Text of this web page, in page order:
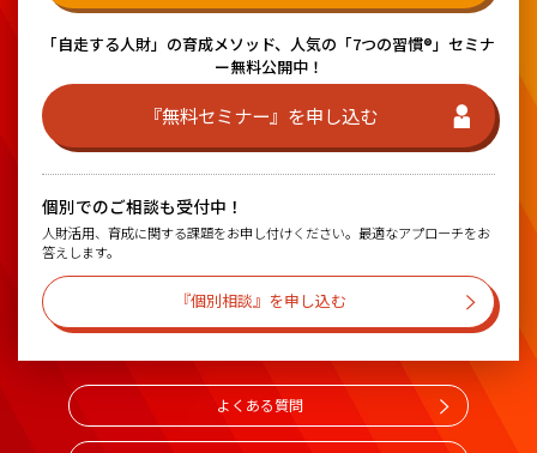
「自走する人財」の育成メソッド、 人気の「7つの習慣®」セミナ
ー無料公開中！
『無料セミナー』を申し込む
個別でのご相談も受付中！
人財活用、育成に関する課題をお申し付けください。最適なアプローチをお
答えします。
『個別相談』を申し込む
よくある質問